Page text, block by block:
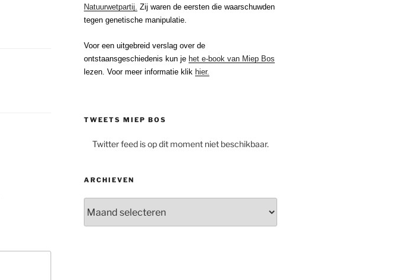
Natuurwetpartij. Zij waren de eersten die waarschuwden
tegen genetische manipulatie.
Voor een uitgebreid verslag over de
ontstaansgeschiedenis kun je het e-book van Miep Bos
lezen. Voor meer informatie klik hier.
TWEETS MIEP BOS
Twitter feed is op dit moment niet beschikbaar.
ARCHIEVEN